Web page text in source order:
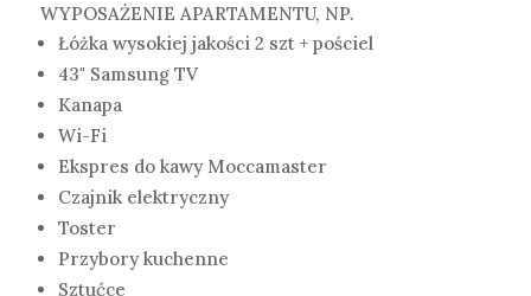
WYPOSAŻENIE APARTAMENTU, NP.
Łóżka wysokiej jakości 2 szt + pościel
43" Samsung TV
Kanapa
Wi-Fi
Ekspres do kawy Moccamaster
Czajnik elektryczny
Toster
Przybory kuchenne
Sztućce